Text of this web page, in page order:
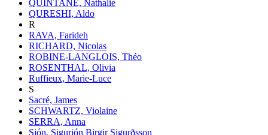
QUINTANE, Nathalie
QURESHI, Aldo
R
RAVA, Farideh
RICHARD, Nicolas
ROBINE-LANGLOIS, Théo
ROSENTHAL, Olivia
Ruffieux, Marie-Luce
S
Sacré, James
SCHWARTZ, Violaine
SERRA, Anna
Sjón, Sigurjón Birgir Sigurðsson